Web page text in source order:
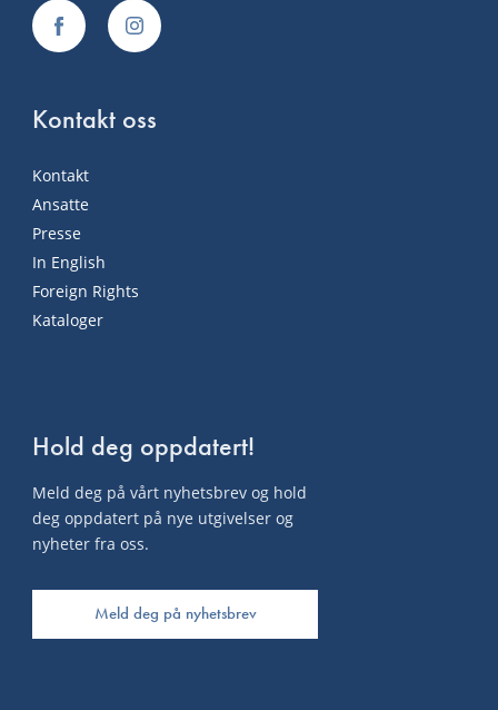
Kontakt oss
Kontakt
Ansatte
Presse
In English
Foreign Rights
Kataloger
Hold deg oppdatert!
Meld deg på vårt nyhetsbrev og hold
deg oppdatert på nye utgivelser og
nyheter fra oss.
Meld deg på nyhetsbrev